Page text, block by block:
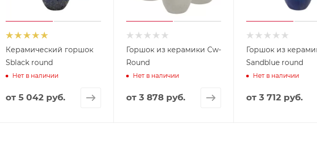
Керамический горшок
Sblack round
Нет в наличии
от 5 042 руб.
Горшок из керамики Cw-
Round
Нет в наличии
от 3 878 руб.
Горшок из
Sandblue round
Нет в наличии
от3 712 руб.